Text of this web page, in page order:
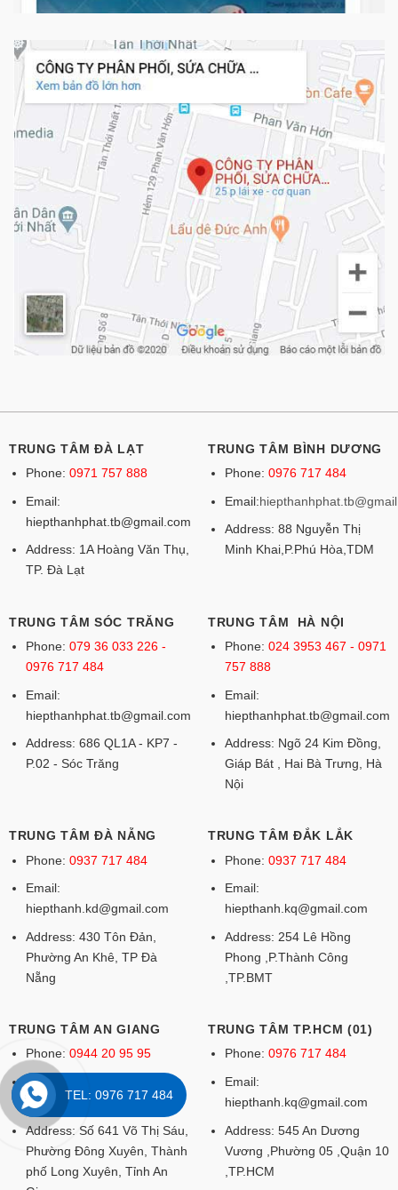
TRUNG TÂM ĐÀ LẠT
Phone: 0971 757 888
Email:
hiepthanhphat.tb@gmail.com
Address: 1A Hoàng Văn Thụ,
TP. Đà Lạt
TRUNG TÂM BÌNH DƯƠNG
Phone: 0976 717 484
Email:
Address: 88 Nguyễn Thị
Minh Khai,P.Phú Hòa,TDM
TRUNG TÂM SÓC TRĂNG
Phone: 079 36 033 226 -
0976 717 484
Email:
hiepthanhphat.tb@gmail.com
Address: 686 QL1A - KP7 -
P.02 - Sóc Trăng
TRUNG TÂM HÀ NỘI
Phone: 024 3953 467 - 0971
757 888
Email:
hiepthanhphat.tb@gmail.com
Address: Ngõ 24 Kim Đồng,
Giáp Bát , Hai Bà Trưng, Hà
Nội
TRUNG TÂM ĐÀ NẴNG
Phone: 0937 717 484
Email:
hiepthanh.kd@gmail.com
Address: 430 Tôn Đản,
Phường An Khê, TP Đà
Nẵng
TRUNG TÂM ĐẮK LẮK
Phone: 0937 717 484
Email:
hiepthanh.kq@gmail.com
Address: 254 Lê Hồng
Phong ,P.Thành Công
,TP.BMT
TRUNG TÂM AN GIANG
Phone: 0944 20 95 95
Email:
hiepthanh.kq@gmail.com
Address: Số 641 Võ Thị Sáu,
Phường Đông Xuyên, Thành
phố Long Xuyên, Tỉnh An
TRUNG TÂM TP.HCM (01)
Phone: 0976 717 484
Email:
hiepthanh.kq@gmail.com
Address: 545 An Dương
Vương ,Phường 05 ,Quận 10
,TP.HCM
TEL: 0976 717 484